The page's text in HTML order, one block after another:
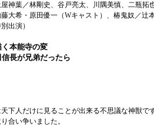
神葉／林剛史、谷戸亮太、川隅美慎、二瓶拓
大希・原田優一（Wキャスト）、椿鬼奴／辻
出演）
本能寺の変
長が兄弟だったら
下人だけに見ることが出来る不思議な神獣です
合い争いました。